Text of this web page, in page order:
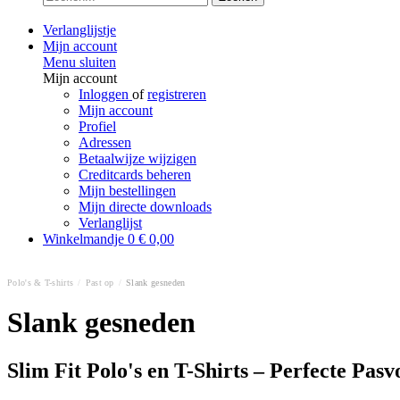
Verlanglijstje
Mijn account
Menu sluiten
Mijn account
Inloggen ofregistreren
Mijn account
Profiel
Adressen
Betaalwijze wijzigen
Creditcards beheren
Mijn bestellingen
Mijn directe downloads
Verlanglijst
Winkelmandje 0 € 0,00
Polo's & T-shirts Past op Slank gesneden
Slank gesneden
Slim Fit Polo's en T-Shirts – Perfecte